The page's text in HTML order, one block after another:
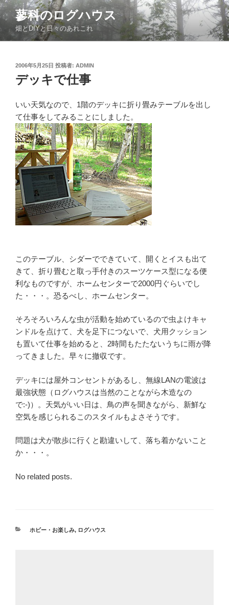
コ
ン
テ
ン
蓼科のログハウス
畑とDIYと日々のあれこれ
投
稿
日:
2006年5月25日 投稿者: ADMIN
デッキで仕事
いい天気なので、1階のデッキに折り畳みテーブルを出し
て仕事をしてみることにしました。
このテーブル、シダーでできていて、開くとイスも出て
きて、折り畳むと取っ手付きのスーツケース型になる便
利なものですが、ホームセンターで2000円ぐらいでし
た・・・。恐るべし、ホームセンター。
そろそろいろんな虫が活動を始めているので虫よけキャ
ンドルを点けて、犬を足下につないで、犬用クッション
も置いて仕事を始めると、2時間もたたないうちに雨が降
ってきました。早々に撤収です。
デッキには屋外コンセントがあるし、無線LANの電波は
最強状態（ログハウスは当然のことながら木造なの
で:-)）。天気がいい日は、鳥の声を聞きながら、新鮮な
空気を感じられるこのスタイルもよさそうです。
問題は犬が散歩に行くと勘違いして、落ち着かないこと
か・・・。
No related posts.
カ
ホビー・お楽しみ, ログハウス